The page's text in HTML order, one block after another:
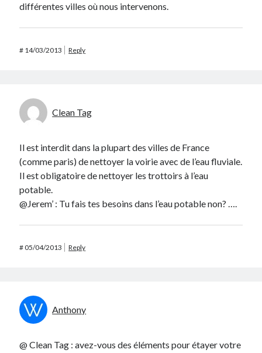
différentes villes où nous intervenons.
# 14/03/2013 Reply
Clean Tag
Il est interdit dans la plupart des villes de France
(comme paris) de nettoyer la voirie avec de l’eau fluviale.
Il est obligatoire de nettoyer les trottoirs à l’eau
potable.
@Jerem’ : Tu fais tes besoins dans l’eau potable non? ….
#05/04/2013 Reply
Anthony
@ Clean Tag : avez-vous des éléments pour étayer votre